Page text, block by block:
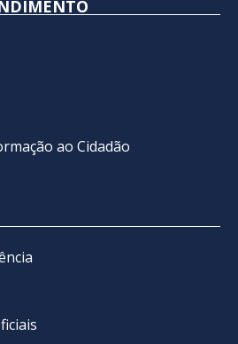
ao Cidadão